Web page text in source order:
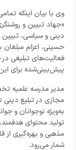
وی با بیان اینکه
«جهاد تبیین و
دینی و سیاسی،
حسینی، اعزام
فعالیت‌های تبلیغی
پیش‌بینی‌شده برای
مدیر مدرسه علمیه
مجازی در تبلیغ
به‌ویژه نوجوانان و
تولید محتوای
مذهبی و بهره‌گیری از
شمار می‌رود.